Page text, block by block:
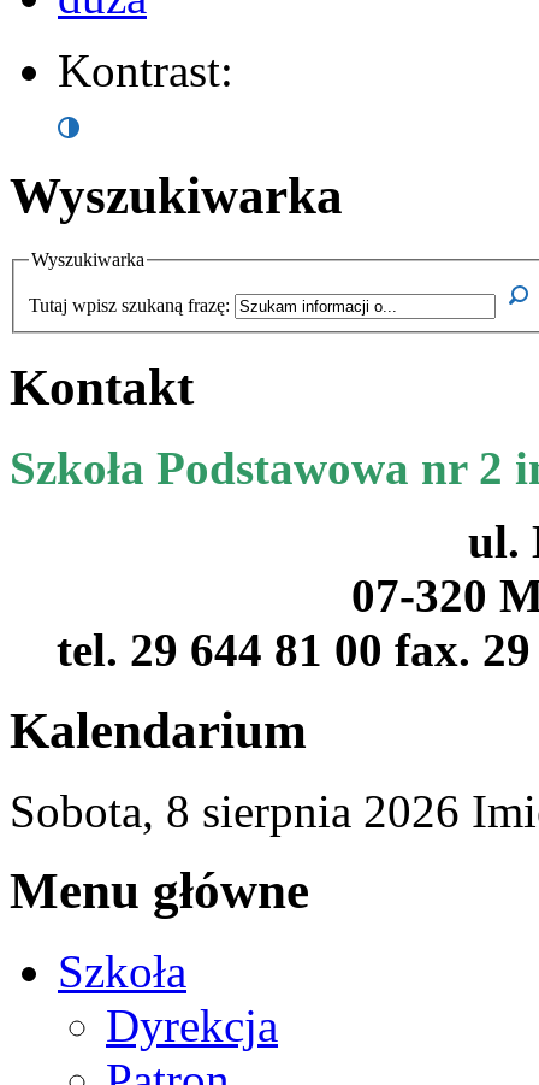
Kontrast:
Wyszukiwarka
Wyszukiwarka
Tutaj wpisz szukaną frazę:
Kontakt
Szkoła Podstawowa nr
ul.
07-320
tel. 29 644 81 00 fax.
Kalendarium
Sobota, 8 sierpnia 2026
Menu główne
Szkoła
Dyrekcja